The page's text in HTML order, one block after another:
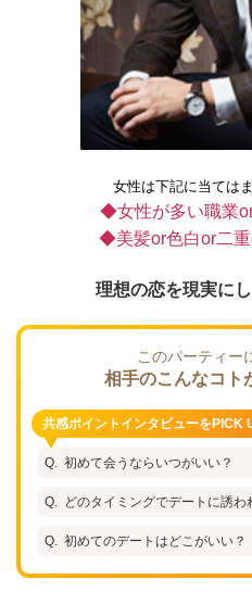
女性は下記に当ては
◆女性が多い職業
◆美髪or色白or二
理想の恋を現実に
このパーティー
相手のこんなコト
共感ポイントインタビューをPICK
初めて会うならいつがいい？
どのタイミングでデートに誘わ
初めてのデートはどこがいい？